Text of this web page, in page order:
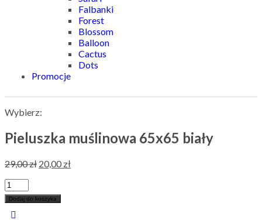
Falbanki
Forest
Blossom
Balloon
Cactus
Dots
Promocje
Wybierz:
Pieluszka muślinowa 65x65 biały
29,00zł 20,00 zł
Dodaj do koszyka